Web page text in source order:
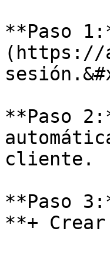
**Paso
(https://
**Paso
cliente.
**Paso
**+